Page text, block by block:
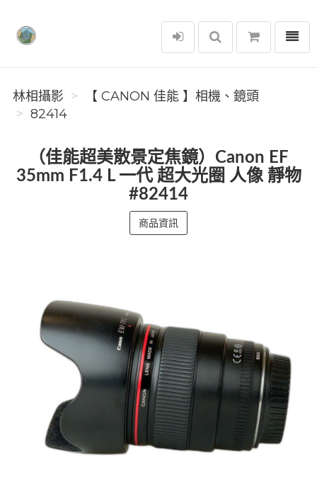
林相攝影
選單
林相攝影
【 CANON 佳能 】相機、鏡頭
82414
（佳能超美散景定焦鏡）Canon EF
35mm F1.4 L 一代 超大光圈 人像 靜物
#82414
商品資訊